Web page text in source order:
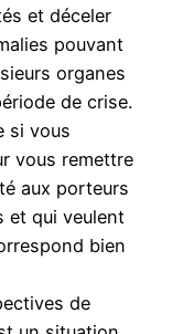
et déceler
pouvant
organes
de crise.
si vous
vous remettre
aux porteurs
et qui veulent
bien
de